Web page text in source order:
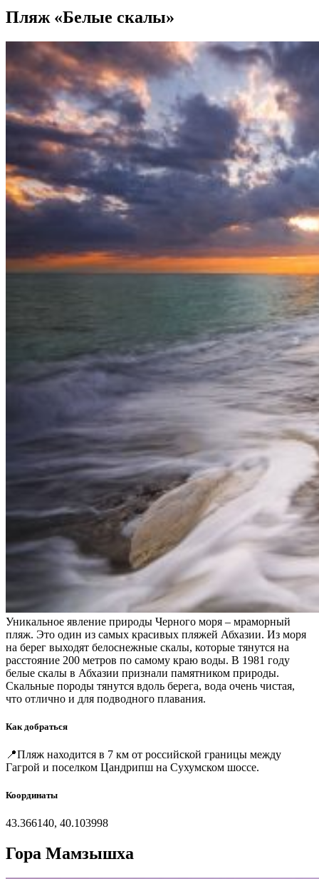
Пляж «Белые скалы»
Уникальное явление природы Черного моря – мраморный
пляж. Это один из самых красивых пляжей Абхазии. Из моря
на берег выходят белоснежные скалы, которые тянутся на
расстояние 200 метров по самому краю воды. В 1981 году
белые скалы в Абхазии признали памятником природы.
Скальные породы тянутся вдоль берега, вода очень чистая,
что отлично и для подводного плавания.
Как добраться
📍Пляж находится в 7 км от российской границы между
Гагрой и поселком Цандрипш на Сухумском шоссе.
Координаты
43.366140, 40.103998
Гора Мамзышха